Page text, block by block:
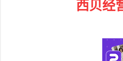
西贝经